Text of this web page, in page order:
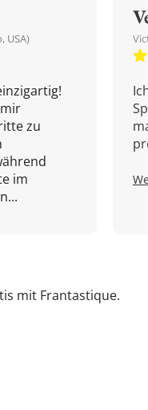
USA)
zu
im
mit Frantastique.